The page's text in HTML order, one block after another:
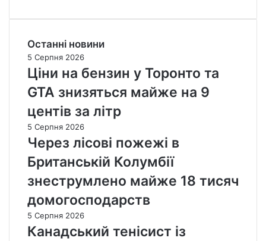
Останні новини
5 Серпня 2026
Ціни на бензин у Торонто та
GTA знизяться майже на 9
центів за літр
5 Серпня 2026
Через лісові пожежі в
Британській Колумбії
знеструмлено майже 18 тисяч
домогосподарств
5 Серпня 2026
Канадський тенісист із